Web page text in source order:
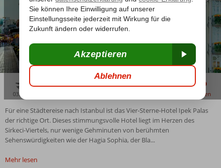
03:00 merken
Für eine Städtereise nach Istanbul ist das Vier-Sterne-Hotel Ipek Palas
der richtige Ort. Dieses stimmungsvolle Hotel liegt im Herzen des
Sirkeci-Viertels, nur wenige Gehminuten von berühmten
Sehenswürdigkeiten wie der Hagia Sophia, der Bla...
Mehr lesen